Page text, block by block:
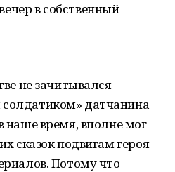
в собственный
не зачитывался
датчанина
наше время, вполне мог
сказок подвигам героя
Потому что